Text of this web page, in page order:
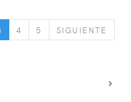
4 5 SIGUIENTE